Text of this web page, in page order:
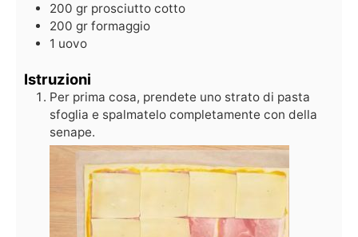
200 gr prosciutto cotto
200 gr formaggio
1 uovo
Istruzioni
Per prima cosa, prendete uno strato di pasta
sfoglia e spalmatelo completamente con della
senape.